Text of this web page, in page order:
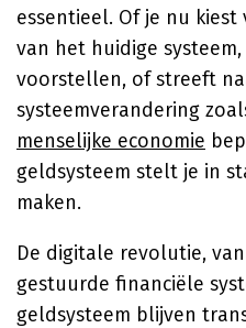
essentieel. Of je nu
van het huidige
voorstellen, of streeft
systeemverandering
menselijke economie
geldsysteem stelt je in
maken.
De digitale revolutie,
gestuurde financiële
geldsysteem blijven